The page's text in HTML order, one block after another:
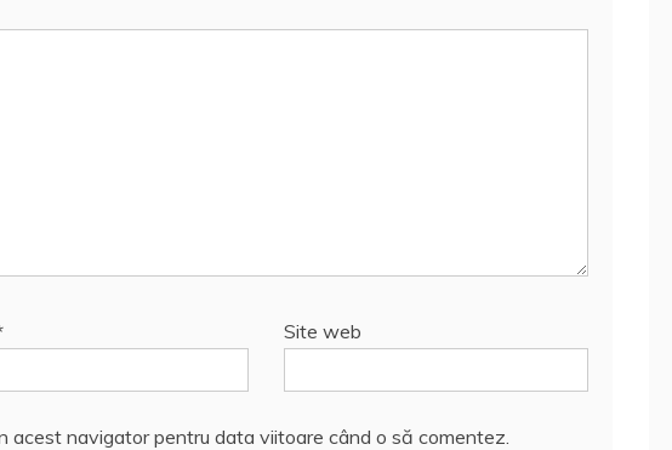
Site web
acest navigator pentru data viitoare când o să comentez.